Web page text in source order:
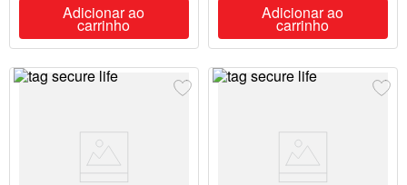
Adicionar ao
carrinho
Adicionar ao
carrinho